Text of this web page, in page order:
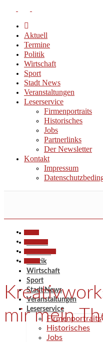
Aktuell
Termine
Politik
Wirtschaft
Sport
Stadt News
Veranstaltungen
Leserservice
Firmenportraits
Historisches
Jobs
Partnerlinks
Der Newsletter
Kontakt
Impressum
Politik
Wirtschaft
Sport
Stadt News
Veranstaltungen
Leserservice
Firmenportraits
Historisches
Jobs
mir mein